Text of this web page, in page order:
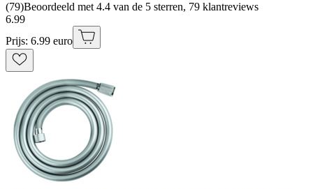
(79)Beoordeeld met 4.4 van de 5 sterren, 79 klantreviews
6.99
Prijs: 6.99 euro